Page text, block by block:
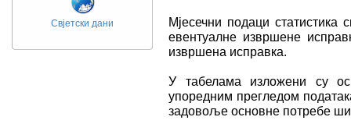
Свјетски дани
Мјесечни подаци
евентуалне извршене
извршена исправка.
У табелама изложени су
упоредним прегледом
задовоље основне потребе